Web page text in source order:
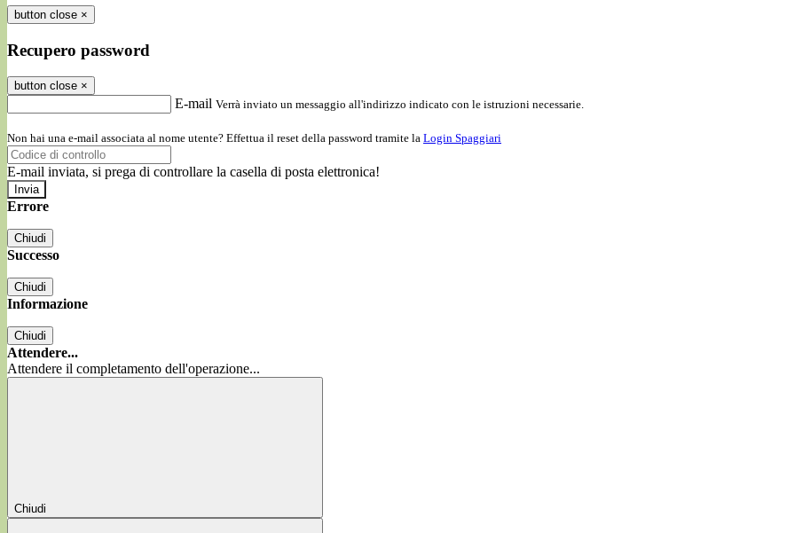
button close ×
Recupero password
button close ×
E-mail Verrà inviato un messaggio all'indirizzo indicato con le istruzioni necessarie.
Non hai una e-mail associata al nome utente? Effettua il reset della password tramite la Login Spaggiari
E-mail inviata, si prega di controllare la casella di posta elettronica!
Errore
Chiudi
Successo
Chiudi
Informazione
Chiudi
Attendere...
Attendere il completamento dell'operazione...
Chiudi